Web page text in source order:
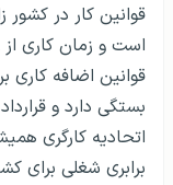
قوانین کار در کشور
قوانین اضافه کاری
بستگی دارد و
اتحادیه کارگری
برابری شغلی برای